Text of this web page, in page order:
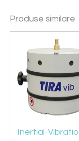
Produse similare
Inertial-